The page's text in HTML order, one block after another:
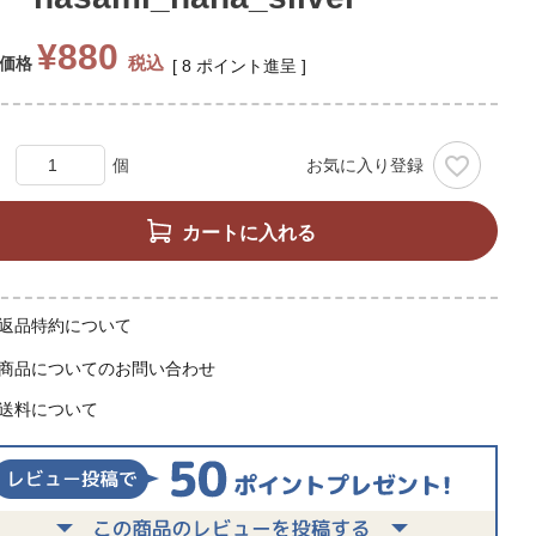
格 ¥880 税込 [ 8 ポイント進呈 ]
お気に入り登録
カートに入れる
品特約について
品についてのお問い合わせ
料について